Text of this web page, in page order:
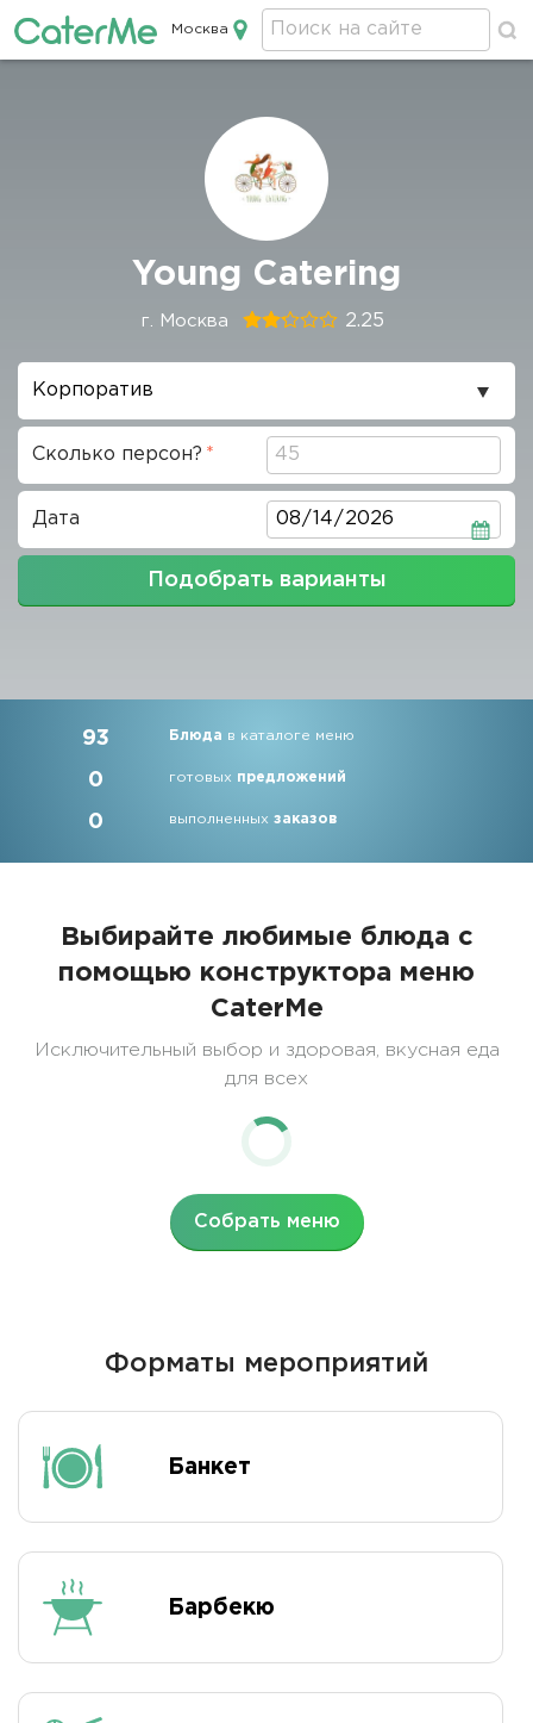
Кейтеринг в Москве
Москва
Young Catering
г. Москва 2.25
Повод
проведения
Сколько персон?
Дата Дата
Подобрать варианты
93 Блюда в каталоге меню
0 готовых предложений
0 выполненныхзаказов
Выбирайте любимые блюда с
помощью конструктора меню
CaterMe
Исключительный выбор и здоровая, вкусная еда
для всех
Собрать меню
Форматы мероприятий
Банкет
Барбекю